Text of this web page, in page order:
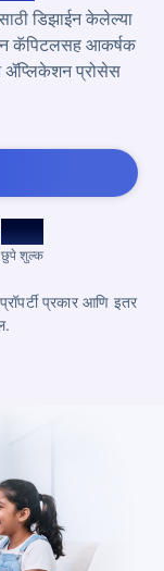
डिझाईन केलेल्या
कॅपिटलसह आकर्षक
ॲप्लिकेशन प्रोसेस
शून्य
छुपे शुल्क
प्रकार आणि इतर